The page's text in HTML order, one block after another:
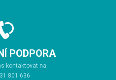
PODPORA
kontaktovat na
801 636